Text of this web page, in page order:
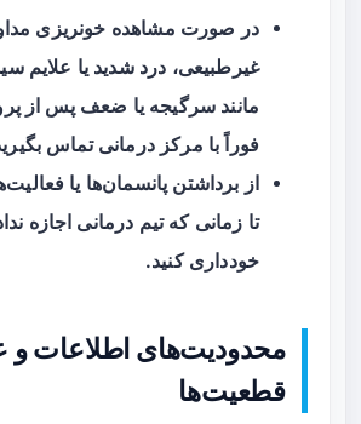
در صورت مشاهده خونریزی
غیرطبیعی، درد شدید یا علایم
مانند سرگیجه یا ضعف پس از
فوراً با مرکز درمانی تماس
از برداشتن پانسمان‌ها یا
تا زمانی که تیم درمانی اجازه
خودداری کنید.
محدودیت‌های اطلاعات و
قطعیت‌ها